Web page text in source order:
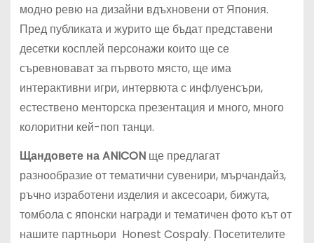
модно ревю на дизайни вдъхновени от Япония.
Пред публиката и журито ще бъдат представени
десетки косплей персонажи които ще се
съревновават за първото място, ще има
интерактивни игри, интервюта с инфлуенсъри,
естествено менторска презентация и много, много
колоритни кей-поп танци.
Щандовете на ANICONще предлагат
разнообразие от тематични сувенири, мърчандайз,
ръчно изработени изделия и аксесоари, бижута,
томбола с японски награди и тематичен фото кът от
нашите партньори Honest Cospaly. Посетителите